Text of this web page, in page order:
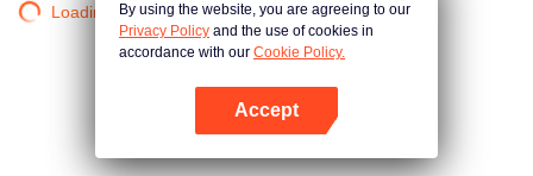
Loading…By using the website, you are agreeing to our
Privacy Policy and the use of cookies in
accordance with our Cookie Policy.
Accept